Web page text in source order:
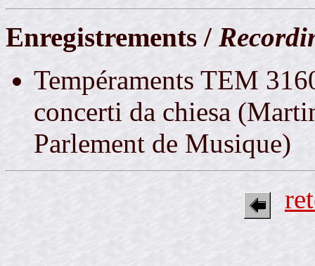
Enregistrements /
Tempéraments TEM
concerti da chiesa
Parlement de Musique)